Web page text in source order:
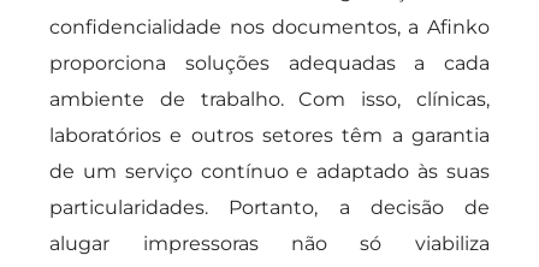
confidencialidade nos documentos, a Afinko
proporciona soluções adequadas a cada
ambiente de trabalho. Com isso, clínicas,
laboratórios e outros setores têm a garantia
de um serviço contínuo e adaptado às suas
particularidades. Portanto, a decisão de
alugar impressoras não só viabiliza